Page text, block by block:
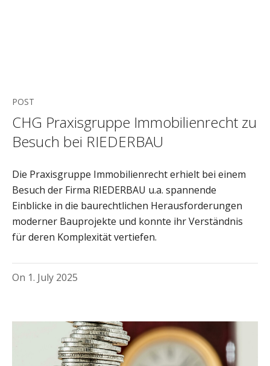
POST
CHG Praxisgruppe Immobilienrecht zu
Besuch bei RIEDERBAU
Die Praxisgruppe Immobilienrecht erhielt bei einem
Besuch der Firma RIEDERBAU u.a. spannende
Einblicke in die baurechtlichen Herausforderungen
moderner Bauprojekte und konnte ihr Verständnis
für deren Komplexität vertiefen.
On 1. July 2025